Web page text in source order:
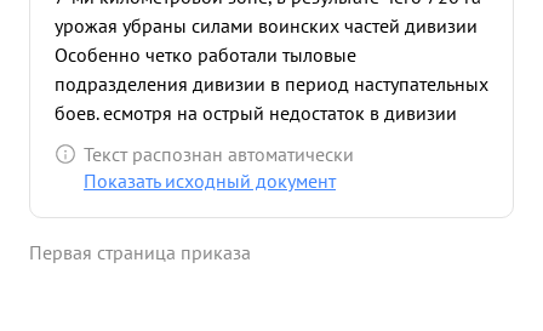
урожая убраны силами воинских частей дивизии
Особенно четко работали тыловые
подразделения дивизии в период наступательных
боев. есмотря на острый недостаток в дивизии
транспорта и возросшую потребность в
перевозках грузов, вызванную наступательными
части бесперебойно снабжались
Текст распознан автоматически
Показать исходный документ
Первая страница приказа